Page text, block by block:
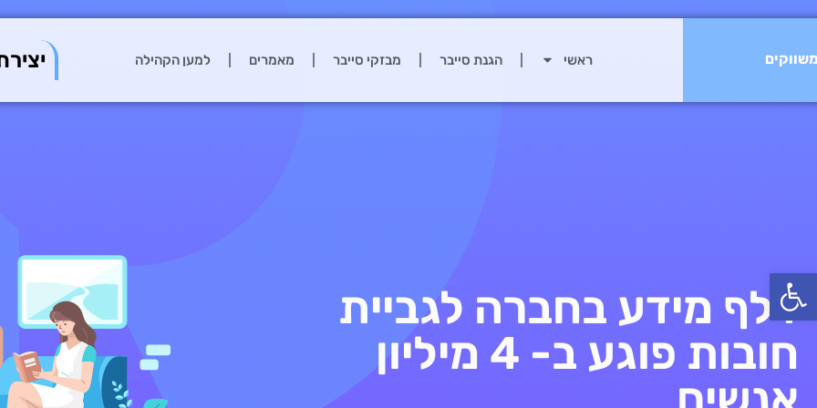
פתח סרגל נגישות
ראשי הגנת סייבר מבזקי סייבר מאמרים למען הקהילה
דלף מידע בחברה לגביית
חובות פוגע ב- 4 מיליון